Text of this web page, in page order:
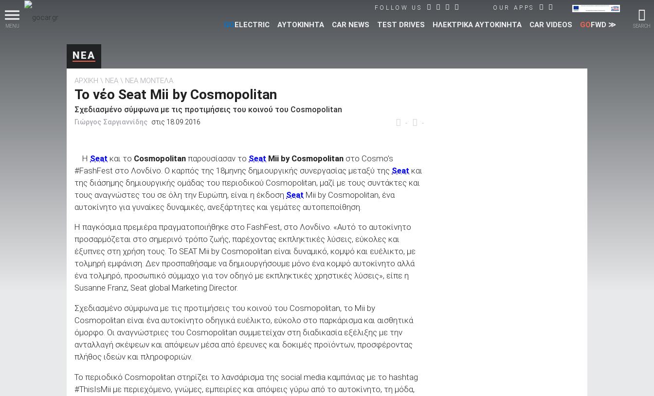
MENU SEARCH
FOLLOW US OUR APPS
GOELECTRIC ΑΥΤΟΚΙΝΗΤΑ CAR NEWS TEST DRIVES ΗΛΕΚΤΡΙΚΑ ΑΥΤΟΚΙΝΗΤΑ CAR VIDEOS GOFWD ≫
ΑΝΑΖΗΤΗΣΗ
Μεταχειρισμένα
Επιχειρήσεις
ΝΕΑ
ΑΡΧΙΚΗ ΝΕΑ ΝΕΑ ΜΟΝΤΕΛΑ
Το νέο Seat Mii by Cosmopolitan
Σχεδιασμένο σύμφωνα με τις προτιμήσεις του κοινού του Cosmopolitan
- -
Γιώργος Σαργιαννίδης στις 18.09.2016
H Seat και το Cosmopolitan παρουσίασαν το Seat Mii by Cosmopolitan στο Cosmo’s
#FashFest στο Λονδίνο. Ο καρπός της 18μηνης δημιουργικής συνεργασίας μεταξύ της Seat και
της διάσημης δημιουργικής ομάδας του περιοδικού Cosmopolitan, μαζί με τους συντάκτες και
τους αναγνώστες του σε όλη την Ευρώπη, είναι η έκδοση Seat Mii by Cosmopolitan, ένα
αυτοκίνητο για γυναίκες δυναμικές, ανεξάρτητες και γεμάτες αυτοπεποίθηση.
Η παγκόσμια πρεμιέρα πραγματοποιήθηκε στο FashFest, στο Λονδίνο. «Αυτό το αυτοκίνητο
προσαρμόζεται στο σημερινό τρόπο ζωής, παρέχοντας εκπληκτικές λύσεις, εύκολες και
έξυπνες στη χρήση τους. Το SEAT Mii by Cosmopolitan είναι δυναμικό, κομψό και ευέλικτο, με
τολμηρή εμφάνιση. Δεν προσπαθήσαμε να δημιουργήσουμε μόνο ένα κομψό αυτοκίνητο αλλά
ένα τολμηρό, προσωπικό σύμμαχο για τον οδηγό με εκπληκτικές χρηστικές λύσεις», είπε η
Susanne Franz, Seat global Marketing Director.
Σχεδιασμένο σύμφωνα με τις προτιμήσεις του κοινού του Cosmopolitan, το Mii by
Cosmopolitan είναι ένα αυτοκίνητο οδηγικά ευέλικτο, εύκολο στο παρκάρισμα και αισθητικά
όμορφο. Οι αναγνώστριες του Cosmopolitan συμμετείχαν στη διαδικασία εξέλιξης με την
ανταλλαγή σκέψεων και απόψεων μέσα από έρευνες και δοκιμές προϊόντων, προσφέροντας
πλήθος ιδεών και πληροφοριών.
Το περιοδικό Cosmopolitan στηρίζει το λανσάρισμα της social media καμπάνιας με το hashtag
#ThisIsMii με περιεχόμενο, γνώμες, εμπειρίες και απόψεις γύρω από το αυτοκίνητο, τη μόδα,